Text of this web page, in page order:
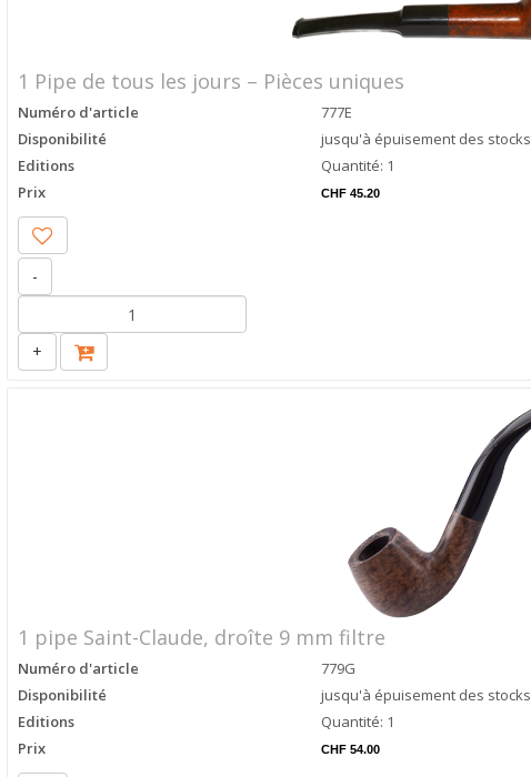
1 Pipe de tous les jours – Pièces uniques
Numéro d'article
777E
Disponibilité
jusqu'à épuisement des stocks
Editions
Quantité: 1
Prix
CHF 45.20
-
+
1 pipe Saint-Claude, droîte 9 mm filtre
Numéro d'article
779G
Disponibilité
jusqu'à épuisement des stocks
Editions
Quantité: 1
Prix
CHF 54.00